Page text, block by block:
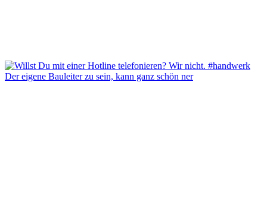
Der eigene Bauleiter zu sein, kann ganz schön ner